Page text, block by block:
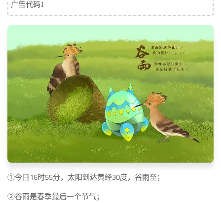
读者
标签
论坛
论坛搜索
页面
关于
博客树
精品域名
广告代码1
①今日16时55分，太阳到达黄经30度，谷雨至；
②谷雨是春季最后一个节气；